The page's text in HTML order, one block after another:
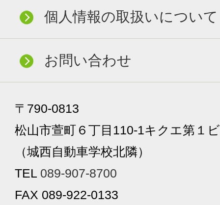
個人情報の取扱いについて
お問い合わせ
〒790-0813
松山市萱町６丁目110-1キクエ第１
（城西自動車学校北隣）
TEL 089-907-8700
FAX 089-922-0133